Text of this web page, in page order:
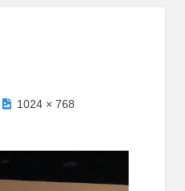
1024 × 768